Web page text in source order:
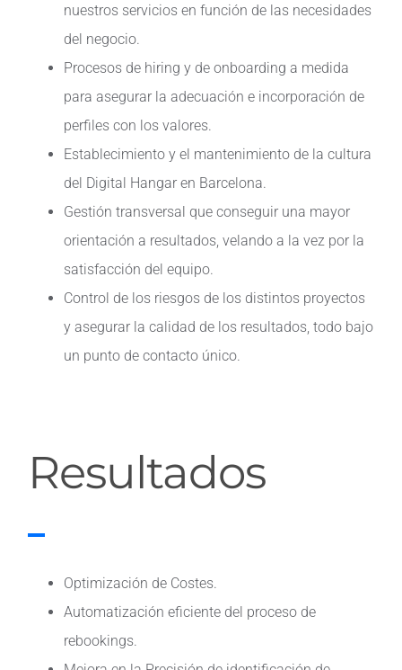
nuestros servicios en función de las necesidades
del negocio.
Procesos de hiring y de onboarding a medida
para asegurar la adecuación e incorporación de
perfiles con los valores.
Establecimiento y el mantenimiento de la cultura
del Digital Hangar en Barcelona.
Gestión transversal que conseguir una mayor
orientación a resultados, velando a la vez por la
satisfacción del equipo.
Control de los riesgos de los distintos proyectos
y asegurar la calidad de los resultados, todo bajo
un punto de contacto único.
Resultados
Optimización de Costes.
Automatización eficiente del proceso de
rebookings.